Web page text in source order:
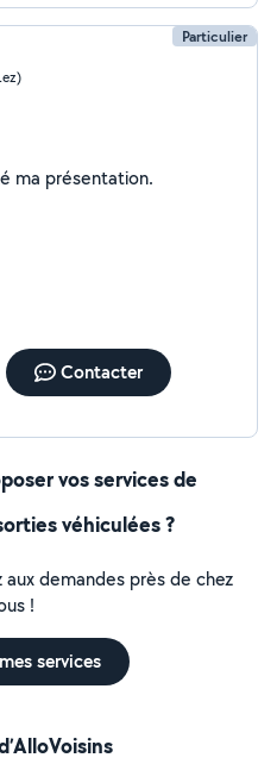
Particulier
Je n'ai pas encore renseigné ma présentation.
Contacter
vos services de
véhiculées ?
demandes près de chez
!
services